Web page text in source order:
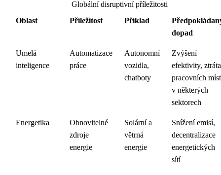
Globální disruptivní příležitosti
Oblast
Příležitost Příklad
dopad
Umelá
inteligence
Automatizace
práce
Autonomní
vozidla,
chatboty
Zvýšení
efektivity, ztráta
pracovních míst
v některých
sektorech
Energetika
Obnovitelné
zdroje
energie
Solární a
větrná
energie
Snížení emisí,
decentralizace
energetických
sítí